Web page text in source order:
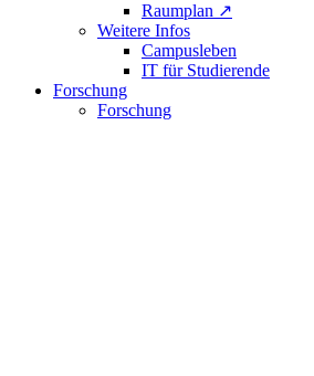
Raumplan ↗
Weitere Infos
Campusleben
IT für Studierende
Forschung
Forschung